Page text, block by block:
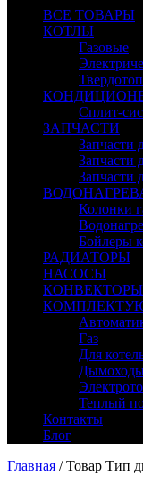
ВСЕ ТОВАРЫ
КОТЛЫ
Газовые
Сплит-
ЗАПЧАСТИ
Запчасти
Запчасти
Запчасти
Колонки
Бойлеры
РАДИАТОРЫ
НАСОСЫ
КОНВЕКТОРЫ
Газ
Для
Теплый
Контакты
Блог
Главная / Товар Тип